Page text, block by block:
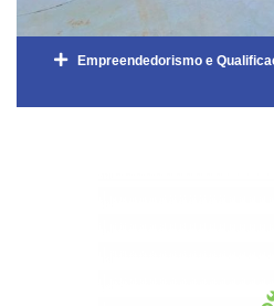
Empreendedorismo e